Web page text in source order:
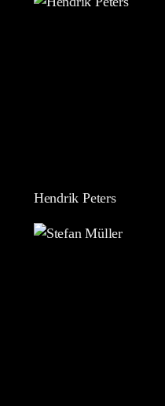
Hendrik Peters